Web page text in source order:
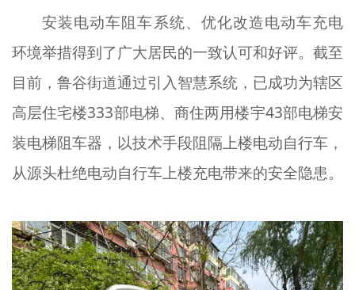
安装电动车阻车系统、优化改造电动车充电
环境举措得到了广大居民的一致认可和好评。截至
目前，鲁谷街道通过引入智慧系统，已成功为辖区
高层住宅楼333部电梯、商住两用楼宇43部电梯安
装电梯阻车器，以技术手段阻隔上楼电动自行车，
从源头杜绝电动自行车上楼充电带来的安全隐患。